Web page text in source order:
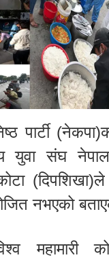
पार्टी
युवा संघ
नभएको
महामारी